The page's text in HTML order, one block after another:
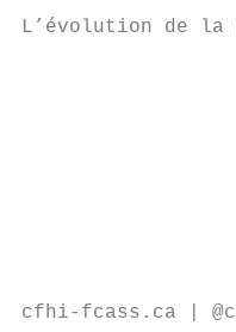
L’évolution de la
cfhi-